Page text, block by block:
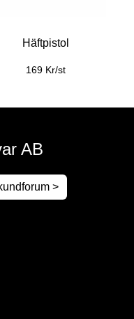
Häftpistol
169 Kr/st
AB
>